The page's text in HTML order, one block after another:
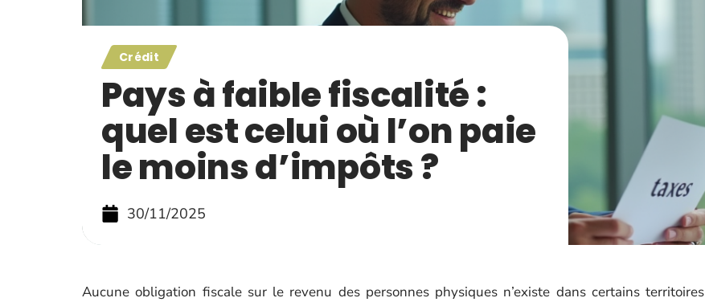
Crédit
Pays à faible fiscalité :
quel est celui où l’on paie
le moins d’impôts ?
30/11/2025
Aucune obligation fiscale sur le revenu des personnes physiques n’existe dans certains territoires